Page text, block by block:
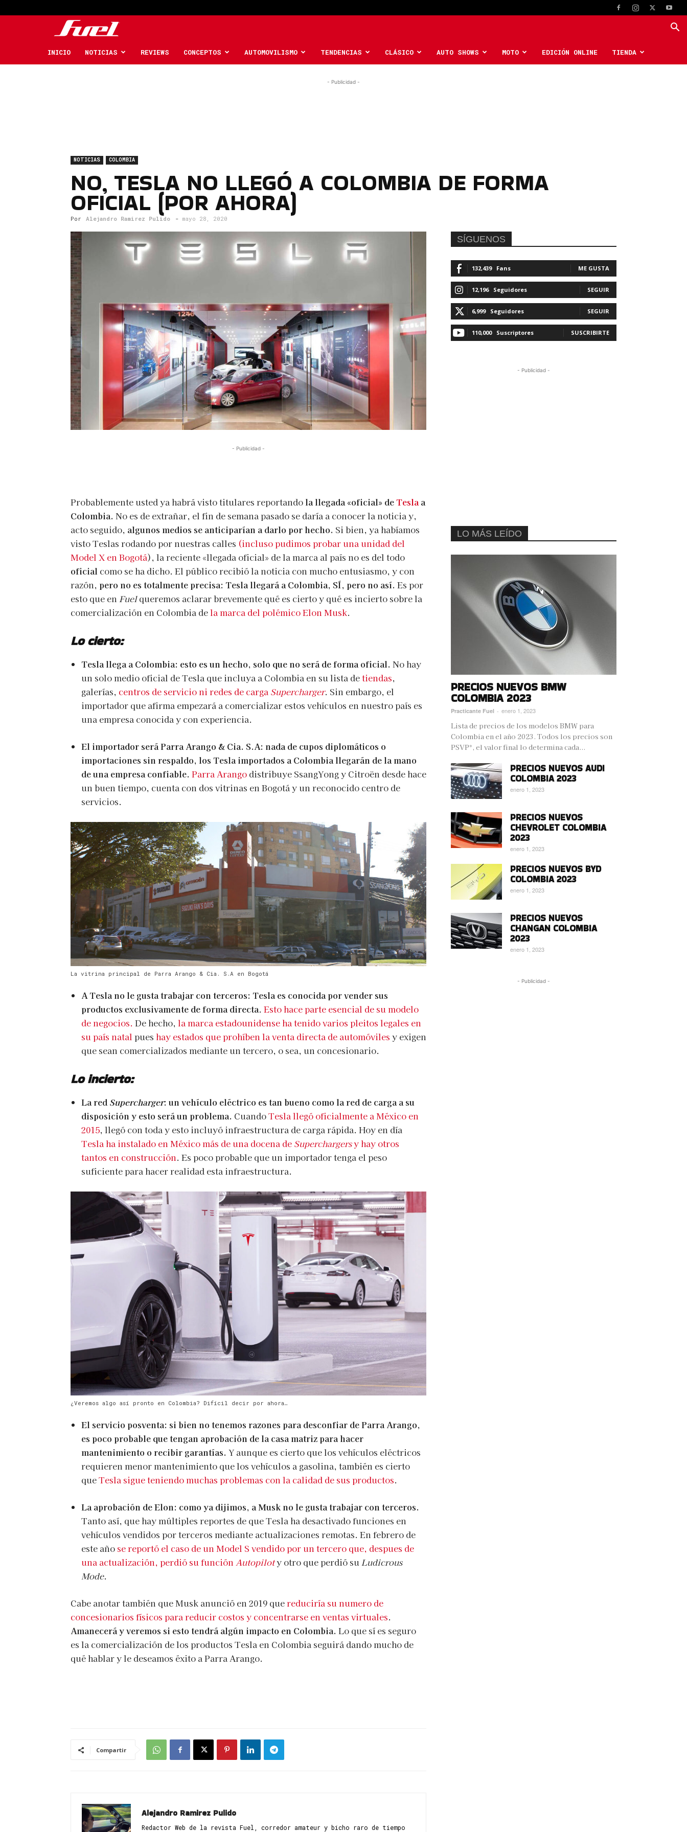
Car
INICIO NOTICIAS REVIEWS CONCEPTOS AUTOMOVILISMO TENDENCIAS CLÁSICO AUTO SHOWS MOTO EDICIÓN ONLINE TIENDA
- Publicidad -
NOTICIAS COLOMBIA
NO, TESLA NO LLEGÓ A COLOMBIA DE FORMA
OFICIAL (POR AHORA)
Por Alejandro Ramirez Pulido - mayo 28, 2020
- Publicidad -
Probablemente usted ya habrá visto titulares reportando la llegada «oficial» deTeslaa
Colombia. No es de extrañar, el fin de semana pasado se daría a conocer la noticia y,
acto seguido, algunos medios se anticiparían a darlo por hecho. Si bien, ya habíamos
visto Teslas rodando por nuestras calles (incluso pudimos probar una unidad del
Model X en Bogotá), la reciente «llegada oficial» de la marca al país no es del todo
oficial como se ha dicho. El público recibió la noticia con mucho entusiasmo, y con
razón, pero no es totalmente precisa: Tesla llegará a Colombia, SÍ, pero no así. Es por
esto que en Fuelqueremos aclarar brevemente qué es cierto y qué es incierto sobre la
comercialización en Colombia dela marca del polémico Elon Musk.
Lo cierto:
Tesla llega a Colombia: esto es un hecho, solo que no será de forma oficial. No hay
un solo medio oficial de Tesla que incluya a Colombia en su lista detiendas,
galerías, centros de servicio ni redes de carga Supercharger. Sin embargo, el
importador que afirma empezará a comercializar estos vehículos en nuestro país es
una empresa conocida y con experiencia.
El importador será Parra Arango & Cia. S.A: nada de cupos diplomáticos o
importaciones sin respaldo, los Tesla importados a Colombia llegarán de la mano
de una empresa confiable. Parra Arango distribuye SsangYong y Citroën desde hace
un buen tiempo, cuenta con dos vitrinas en Bogotá y un reconocido centro de
servicios.
La vitrina principal de Parra Arango & Cia. S.A en Bogotá
A Tesla no le gusta trabajar con terceros: Tesla es conocida por vender sus
productos exclusivamente de forma directa. Esto hace parte esencial de su modelo
de negocios. De hecho, la marca estadounidense ha tenido varios pleitos legales en
su país natal pues hay estados que prohíben la venta directa de automóviles y exigen
que sean comercializados mediante un tercero, o sea, un concesionario.
Lo incierto:
La redSupercharger: un vehículo eléctrico es tan bueno como la red de carga a su
disposición y esto será un problema. CuandoTesla llegó oficialmente a México en
2015, llegó con toda y esto incluyó infraestructura de carga rápida. Hoy en día
Tesla ha instalado en México más de una docena de Superchargersy hay otros
tantos en construcción. Es poco probable que un importador tenga el peso
suficiente para hacer realidad esta infraestructura.
¿Veremos algo así pronto en Colombia? Difícil decir por ahora…
El servicio posventa: si bien no tenemos razones para desconfiar de Parra Arango,
es poco probable que tengan aprobación de la casa matriz para hacer
mantenimiento o recibir garantías. Y aunque es cierto que los vehículos eléctricos
requieren menor mantenimiento que los vehículos a gasolina, también es cierto
queTesla sigue teniendo muchas problemas con la calidad de sus productos.
La aprobación de Elon: como ya dijimos, a Musk no le gusta trabajar con terceros.
Tanto así, que hay múltiples reportes de que Tesla ha desactivado funciones en
vehículos vendidos por terceros mediante actualizaciones remotas. En febrero de
este añose reportó el caso de un Model S vendido por un tercero que, despues de
una actualización, perdió su función Autopiloty otro que perdió suLudicrous
Mode.
Cabe anotar también que Musk anunció en 2019 quereduciría su numero de
concesionarios físicos para reducir costos y concentrarse en ventas virtuales.
Amanecerá y veremos si esto tendrá algún impacto en Colombia. Lo que sí es seguro
es la comercialización de los productos Tesla en Colombia seguirá dando mucho de
qué hablar y le deseamos éxito a Parra Arango.
Compartir
Alejandro Ramirez Pulido
Redactor Web de la revista Fuel, corredor amateur y bicho raro de tiempo
SÍGUENOS
132,439 Fans ME GUSTA
12,196 Seguidores SEGUIR
6,999 Seguidores SEGUIR
110,000 Suscriptores SUSCRIBIRTE
- Publicidad -
LO MÁS LEÍDO
PRECIOS NUEVOS BMW
COLOMBIA 2023
Practicante Fuel - enero 1, 2023
Lista de precios de los modelos BMW para
Colombia en el año 2023. Todos los precios son
PSVP*, el valor final lo determina cada...
PRECIOS NUEVOS AUDI
COLOMBIA 2023
enero 1, 2023
PRECIOS NUEVOS
CHEVROLET COLOMBIA
2023
enero 1, 2023
PRECIOS NUEVOS BYD
COLOMBIA 2023
enero 1, 2023
PRECIOS NUEVOS
CHANGAN COLOMBIA
2023
enero 1, 2023
- Publicidad -